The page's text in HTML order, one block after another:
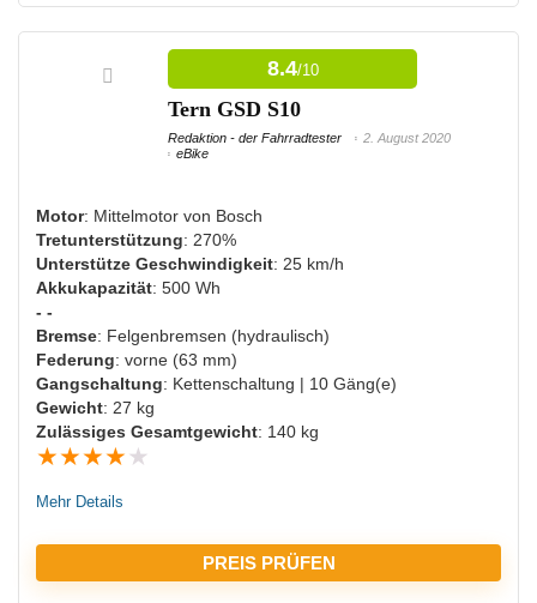
VORTEILE:
Hohe Trittkraftunterstützung
Langlebiger Akku
NACHTEILE:
Mittelmäßige Reichweite
Nicht für sehr schwere Menschen geeignet
8.4/10
Tern GSD S10
Redaktion - der Fahrradtester
2. August 2020
eBike
Motor: Mittelmotor von Bosch
Tretunterstützung: 270%
Unterstütze Geschwindigkeit: 25 km/h
Akkukapazität: 500 Wh
- -
Bremse: Felgenbremsen (hydraulisch)
Federung: vorne (63 mm)
Gangschaltung: Kettenschaltung | 10 Gäng(e)
Gewicht: 27 kg
Zulässiges Gesamtgewicht: 140 kg
★★★★ ★
Mehr Details
PREIS PRÜFEN